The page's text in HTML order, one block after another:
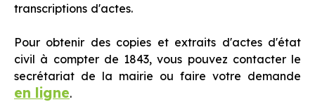
transcriptions d'actes.
Pour obtenir des copies et extraits d'actes d'état
civil à compter de 1843, vous pouvez contacter le
secrétariat de la mairie ou faire votre demande
en ligne.